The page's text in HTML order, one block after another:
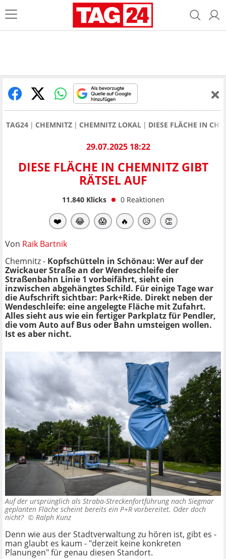
TAG24 CHEMNITZ CHEMNITZ LOKAL DIESE FLÄCHE IN
29.07.2025 18:22
DIESE FLÄCHE IN CHEMNITZ GIBT
RÄTSEL AUF
11.840Klicks 0 Reaktionen
❤️ 😂 😱 🔥 😥 👏
Von Raik Bartnik
Chemnitz - Kopfschütteln in Schönau: Wer auf der
Zwickauer Straße an der Wendeschleife der
Straßenbahn Linie 1 vorbeifährt, sieht ein
inzwischen abgehängtes Schild. Für einige Tage war
die Aufschrift sichtbar: Park+Ride. Direkt neben der
Wendeschleife: eine angelegte Fläche mit Zufahrt.
Alles sieht aus wie ein fertiger Parkplatz für Pendler,
die vom Auto auf Bus oder Bahn umsteigen wollen.
Ist es aber nicht.
Auf der ursprünglich als Straba-Streckenfortführung nach Siegmar
geplanten Fläche scheint bereits ein P+R vorbereitet. Oder doch
nicht? © Ralph Kunz
Denn wie aus der Stadtverwaltung zu hören ist, gibt es -
man glaubt es kaum - "derzeit keine konkreten
Planungen" für genau diesen Standort.